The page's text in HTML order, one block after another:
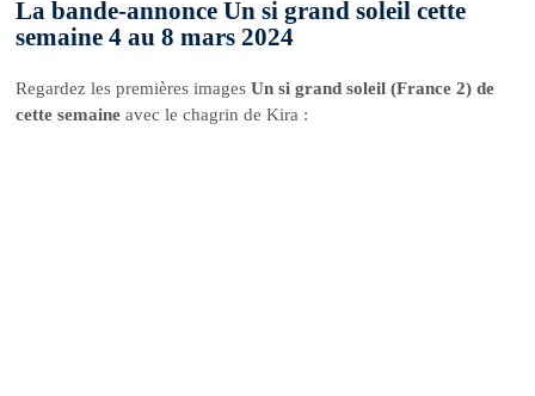
La bande-annonce Un si grand soleil cette
semaine 4 au 8 mars 2024
Regardez les premières imagesUn si grand soleil (France 2) de
cette semaineavec le chagrin de Kira :